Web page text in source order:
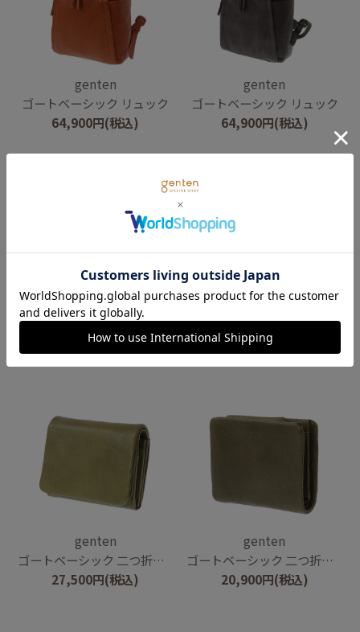
genten
ゴートベーシック リュック
64,900円(税込)
genten
ゴートベーシック リュック
64,900円(税込)
genten
ゴートベーシック リュック
64,900円(税込)
ゴートベーシック B5ショルダーバッグ
47,300円(税込)
genten
ゴートベーシック 二つ折り財布
27,500円(税込)
genten
ゴートベーシック 二つ折り財布
20,900円(税込)